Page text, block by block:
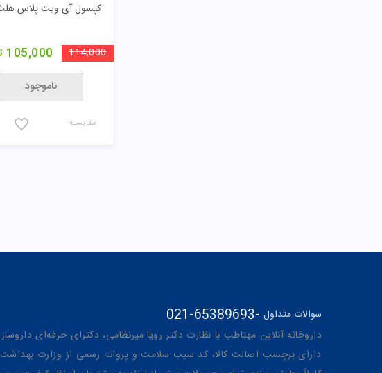
کپسول آی ویت پلاس
114,000
105,000
ناموجود
مقایسـه
021-65389693 سوالات متداول -
داروخانه آنلاین مهتاطب با نظارت دکتر رویا میرنظامی، دکترای حرفه‌ای داروسازی شماره
دارای برچسب اصالت کالا، کد سیب سلامت و پروانه رسمی از وزارت